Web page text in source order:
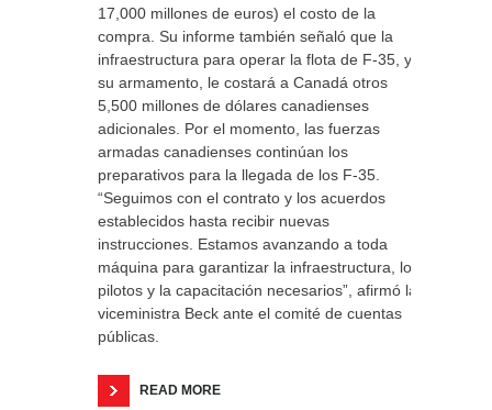
17,000 millones de euros) el costo de la
compra. Su informe también señaló que la
infraestructura para operar la flota de F-35, y
su armamento, le costará a Canadá otros
5,500 millones de dólares canadienses
adicionales. Por el momento, las fuerzas
armadas canadienses continúan los
preparativos para la llegada de los F-35.
“Seguimos con el contrato y los acuerdos
establecidos hasta recibir nuevas
instrucciones. Estamos avanzando a toda
máquina para garantizar la infraestructura, los
pilotos y la capacitación necesarios”, afirmó la
viceministra Beck ante el comité de cuentas
públicas.
READ MORE